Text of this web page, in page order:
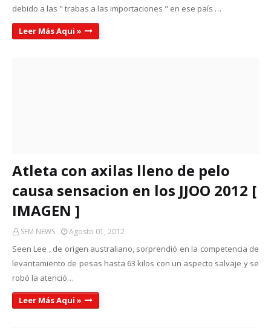
debido a las " trabas a las importaciones " en ese país …
Leer Más Aqui »
Atleta con axilas lleno de pelo
causa sensacion en los JJOO 2012 [
IMAGEN ]
SFM NEWS Agosto 01, 2012
Seen Lee , de origen australiano, sorprendió en la competencia de
levantamiento de pesas hasta 63 kilos con un aspecto salvaje y se
robó la atenció…
Leer Más Aqui »